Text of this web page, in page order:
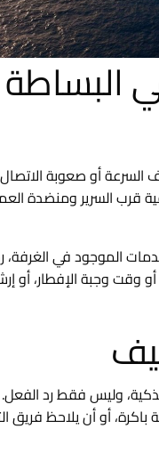
البساطة
أو صعوبة الاتصال
قرب السرير ومنضدة
الموجود في
وقت وجبة الإفطار، أو
وليس فقط رد
باكرة، أو أن يلاحظ